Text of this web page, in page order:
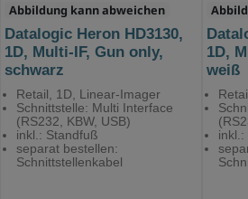
Abbildung kann abweichen
Datalogic Heron HD3130,
1D, Multi-IF, Gun only,
schwarz
Retail, 1D, Linear-Imager
Schnittstelle: Multi Interface
(RS232, KBW, USB)
inkl.: Standfuß
separat bestellen:
Schnittstellenkabel
1D,
weiß
inkl.: